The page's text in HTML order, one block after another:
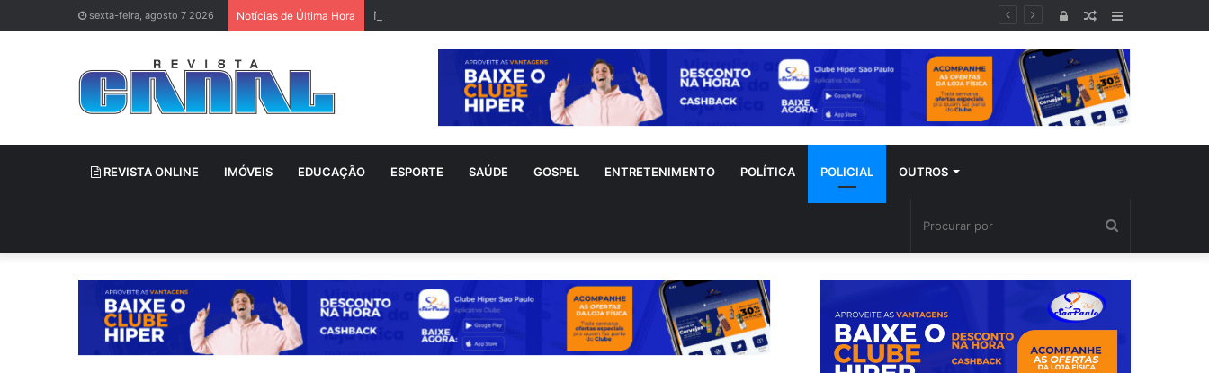
sexta-feira, agosto 7 2026 Notícias de Última Hora Netinho sofre acidente doméstico durante tratamento de novo câncer
Lateral
Artigo
aleatório
Entrar
REVISTA ONLINE IMÓVEIS EDUCAÇÃO ESPORTE SAÚDE GOSPEL ENTRETENIMENTO POLÍTICA POLICIAL OUTROS
por